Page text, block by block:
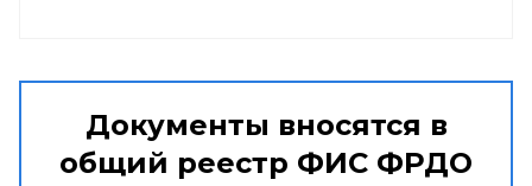
Документы вносятся в
общий реестр ФИС ФРДО